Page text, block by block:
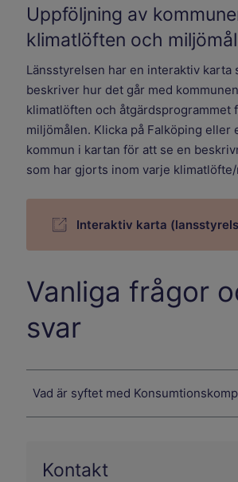
Uppföljning av
klimatlöften och miljömål
Länsstyrelsen har en interaktiv karta
beskriver hur det går med
klimatlöften och åtgärdsprogrammet
miljömålen. Klicka på Falköping eller
kommun i kartan för att se en
som har gjorts inom varje
Interaktiv karta
Vanliga frågor
svar
Vad är syftet med
Kontakt